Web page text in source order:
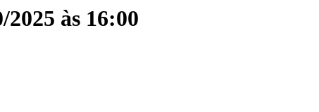
às 16:00